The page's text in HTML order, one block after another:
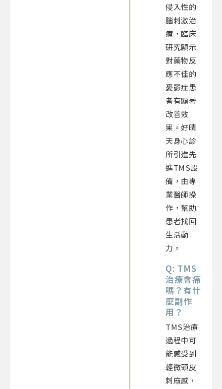
侵入性的
腦刺激治
療，臨床
研究顯示
對藥物反
應不佳的
憂鬱症患
者有顯著
改善效
果。好晴
天身心診
所引進先
進TMS設
備，由專
業醫師操
作，幫助
患者找回
生活動
力。
Q: TMS
治療會痛
嗎？有什
麼副作
用？
TMS治療
過程中可
能感受到
輕微頭皮
刺麻感，